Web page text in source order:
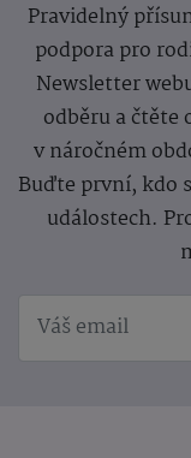
Pravidelný
podpora pro
Newsletter
odběru a čtěte
v náročném
Buďte první, kdo
událostech.